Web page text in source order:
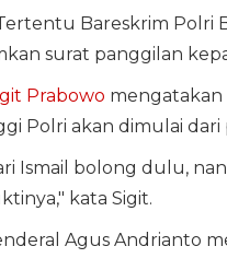
Bareskrim Polri
surat panggilan
Prabowo mengatakan
Polri akan dimulai
Ismail bolong dulu,
kata Sigit.
Agus Andrianto